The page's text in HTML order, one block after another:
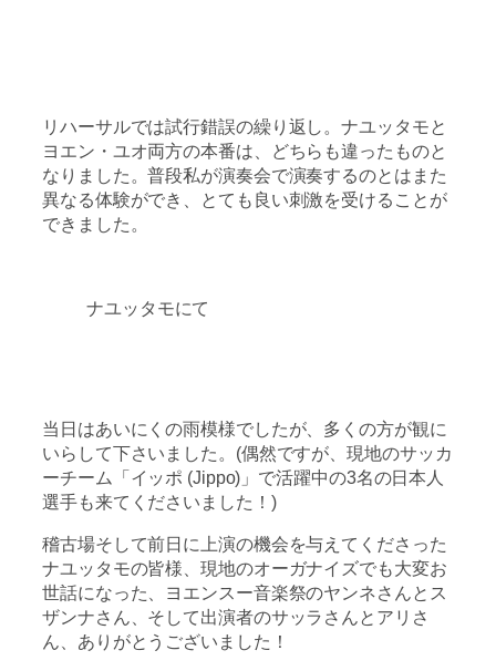
リハーサルでは試行錯誤の繰り返し。ナユッタモと
ヨエン・ユオ両方の本番は、どちらも違ったものと
なりました。普段私が演奏会で演奏するのとはまた
異なる体験ができ、とても良い刺激を受けることが
できました。
ナユッタモにて
当日はあいにくの雨模様でしたが、多くの方が観に
いらして下さいました。(偶然ですが、現地のサッカ
ーチーム「イッポ (Jippo)」で活躍中の3名の日本人
選手も来てくださいました！)
稽古場そして前日に上演の機会を与えてくださった
ナユッタモの皆様、現地のオーガナイズでも大変お
世話になった、ヨエンスー音楽祭のヤンネさんとス
ザンナさん、そして出演者のサッラさんとアリさ
ん、ありがとうございました！